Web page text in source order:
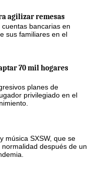
agilizar remesas
bancarias en
sus familiares en el
70 mil hogares
planes de
privilegiado en el
música SXSW, que se
después de un